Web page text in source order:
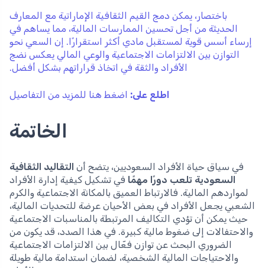
باختصار، يمكن دمج القيم الثقافية الإماراتية مع المعارف
الحديثة من أجل تحسين الممارسات المالية، مما يساهم في
إرساء أسس قوية لمستقبل مادي أكثر استقرارًا. إن السعي نحو
التوازن بين الالتزامات الاجتماعية والوعي المالي يعكس نضج
الأفراد والثقة في اتخاذ قراراتهم بشكل أفضل.
اطلع على: اضغط هنا للمزيد من التفاصيل
الخاتمة
في سياق حياة الأفراد السعوديين، يتضح أن التقاليد الثقافية
السعودية تلعب دورًا مهمًا في تشكيل كيفية إدارة الأفراد
لمواردهم المالية. فالارتباط العميق بالمكانة الاجتماعية والكرم
الشعبي يجعل الأفراد في بعض الأحيان عرضة للتحديات المالية،
حيث يمكن أن تؤدي التكاليف المرتبطة بالمناسبات الاجتماعية
والاحتفالات إلى ضغوط مالية كبيرة. في هذا الصدد، قد يكون من
الضروري البحث عن توازن فعّال بين الالتزامات الاجتماعية
والاحتياجات المالية الشخصية، لضمان استدامة مالية طويلة